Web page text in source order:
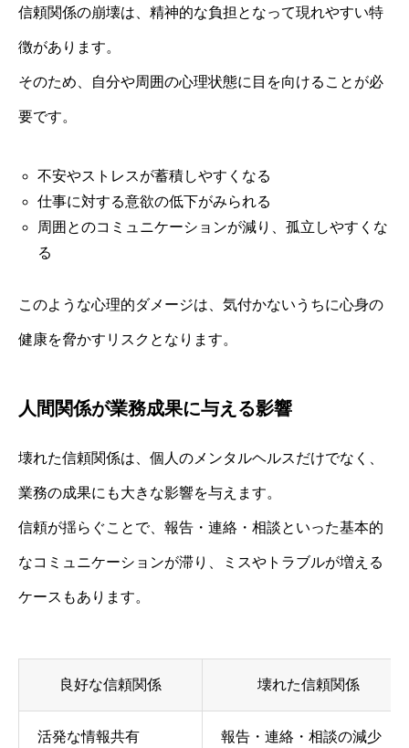
信頼関係の崩壊は、精神的な負担となって現れやすい特
徴があります。
そのため、自分や周囲の心理状態に目を向けることが必
要です。
不安やストレスが蓄積しやすくなる
仕事に対する意欲の低下がみられる
周囲とのコミュニケーションが減り、孤立しやすくな
る
このような心理的ダメージは、気付かないうちに心身の
健康を脅かすリスクとなります。
人間関係が業務成果に与える影響
壊れた信頼関係は、個人のメンタルヘルスだけでなく、
業務の成果にも大きな影響を与えます。
信頼が揺らぐことで、報告・連絡・相談といった基本的
なコミュニケーションが滞り、ミスやトラブルが増える
ケースもあります。
良好な信頼関係 壊れた信頼関係
活発な情報共有 報告・連絡・相談の減少